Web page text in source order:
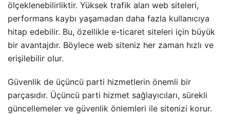
ölçeklenebilirliktir. Yüksek trafik alan web siteleri,
performans kaybı yaşamadan daha fazla kullanıcıya
hitap edebilir. Bu, özellikle e-ticaret siteleri için büyük
bir avantajdır. Böylece web siteniz her zaman hızlı ve
erişilebilir olur.
Güvenlik de üçüncü parti hizmetlerin önemli bir
parçasıdır. Üçüncü parti hizmet sağlayıcıları, sürekli
güncellemeler ve güvenlik önlemleri ile sitenizi korur.